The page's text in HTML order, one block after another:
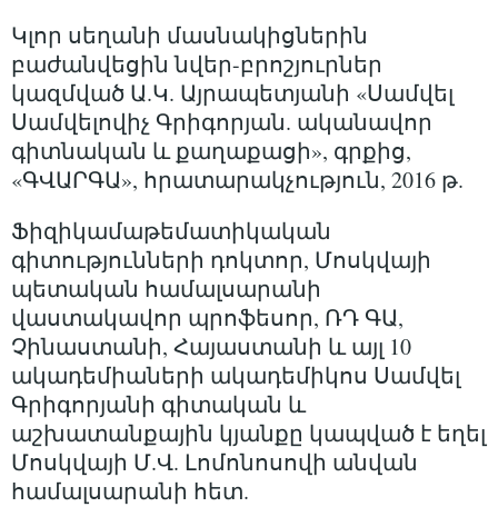
Կլոր սեղանի մասնակիցներին
բաժանվեցին նվեր-բրոշյուրներ
կազմված Ա.Կ. Այրապետյանի «Սամվել
Սամվելովիչ Գրիգորյան. ականավոր
գիտնական և քաղաքացի», գրքից,
«ԳՎԱՐԳԱ», հրատարակչություն, 2016 թ.
Ֆիզիկամաթեմատիկական
գիտությունների դոկտոր, Մոսկվայի
պետական համալսարանի
վաստակավոր պրոֆեսոր, ՌԴ ԳԱ,
Չինաստանի, Հայաստանի և այլ 10
ակադեմիաների ակադեմիկոս Սամվել
Գրիգորյանի գիտական և
աշխատանքային կյանքը կապված է եղել
Մոսկվայի Մ.Վ. Լոմոնոսովի անվան
համալսարանի հետ.